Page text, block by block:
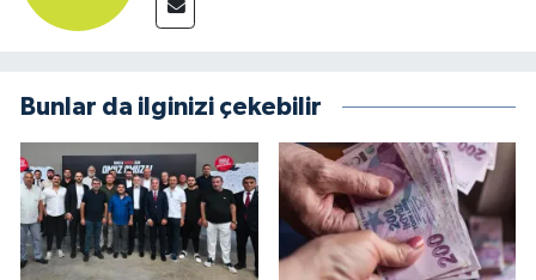
Bunlar da ilginizi çekebilir